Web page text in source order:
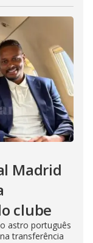
Madrid
clube
astro português
transferência